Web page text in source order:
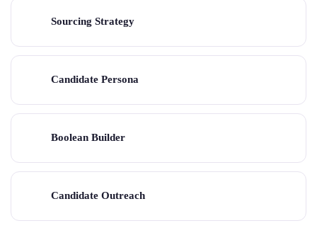
Sourcing Strategy
Candidate Persona
Boolean Builder
Candidate Outreach